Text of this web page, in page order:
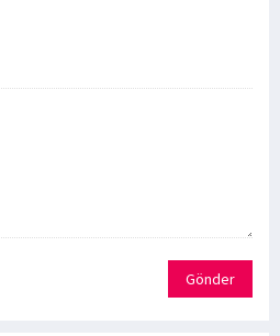
Gönder